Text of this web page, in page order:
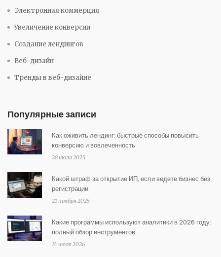
Электронная коммерция
Увеличение конверсии
Создание лендингов
Веб-дизайн
Тренды в веб-дизайне
Популярные записи
Как оживить лендинг: быстрые способы повысить
конверсию и вовлеченность
28 июля 2025
Какой штраф за открытие ИП, если ведете бизнес без
регистрации
21 ноября 2025
Какие программы используют аналитики в 2026 году:
полный обзор инструментов
14 июля 2026